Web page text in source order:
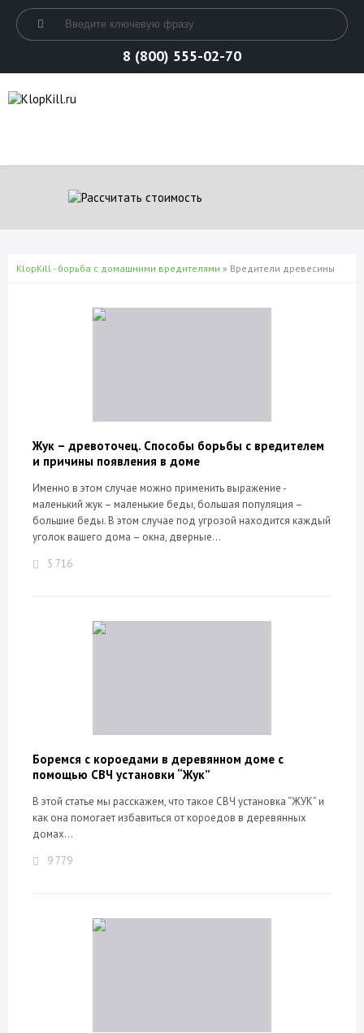
8 (800) 555-02-70
KlopKill - борьба с домашними вредителями » Вредители древесины
Жук – древоточец. Способы борьбы с вредителем
и причины появления в доме
Именно в этом случае можно применить выражение -
маленький жук – маленькие беды, большая популяция –
большие беды. В этом случае под угрозой находится каждый
уголок вашего дома – окна, дверные...
5 716
Боремся с короедами в деревянном доме с
помощью СВЧ установки “Жук”
В этой статье мы расскажем, что такое СВЧ установка “ЖУК” и
как она помогает избавиться от короедов в деревянных
домах...
9 779